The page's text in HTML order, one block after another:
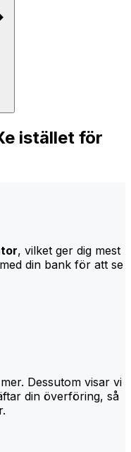
istället för
, vilket ger dig mest
din bank för att se
Dessutom visar vi
din överföring, så